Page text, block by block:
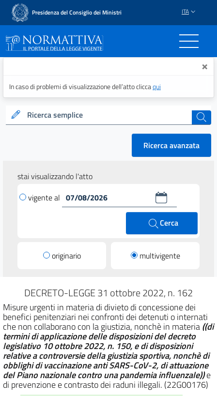
Presidenza del Consiglio dei Ministri ITA
Normattiva - Il portale ×
In caso di problemi di visualizzazione dell’atto cliccaqui
Ricerca semplice cerca
Ricerca avanzata
stai visualizzando l'atto
vigente al
Cerca
originario multivigente
DECRETO-LEGGE 31 ottobre 2022, n. 162
Misure urgenti in materia di divieto di concessione dei
benefici penitenziari nei confronti dei detenuti o internati
che non collaborano con la giustizia, nonchè in materia((di
termini di applicazione delle disposizioni del decreto
legislativo 10 ottobre 2022, n. 150, e di disposizioni
relative a controversie della giustizia sportiva, nonchè di
obblighi di vaccinazione anti SARS-CoV-2, di attuazione
del Piano nazionale contro una pandemia influenzale))e
di prevenzione e contrasto dei raduni illegali. (22G00176)